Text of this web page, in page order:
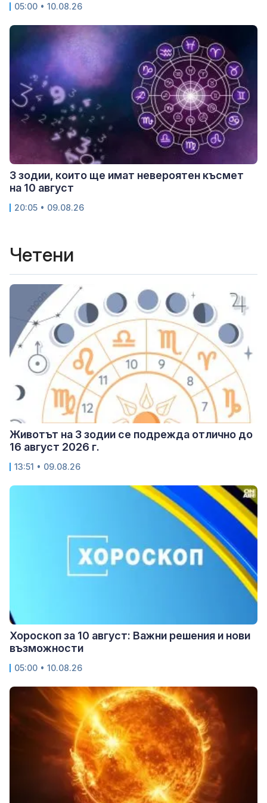
05:00 • 10.08.26
3 зодии, които ще имат невероятен късмет
на 10 август
20:05 • 09.08.26
Четени
Животът на 3 зодии се подрежда отлично до
16 август 2026 г.
13:51 • 09.08.26
Хороскоп за 10 август: Важни решения и нови
възможности
05:00 • 10.08.26